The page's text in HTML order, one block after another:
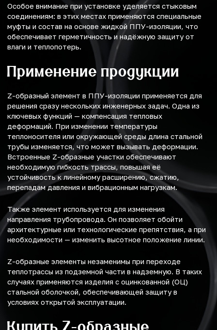
Особое внимание при установке уделяется стыковым
соединениям: в этих местах применяются специальные
муфты и состав на основе жидкой ППУ-изоляции, что
обеспечивает герметичность и надёжную защиту от
влаги и теплопотерь.
Применение продукции
Z-образный элемент в ППУ-изоляции применяется для
решения сразу нескольких инженерных задач. Одна из
ключевых функций — компенсация тепловых
деформаций. При изменении температуры
теплоносителя или окружающей среды длина стальной
трубы изменяется, что может вызывать деформации.
Встроенные Z-образные участки обеспечивают
необходимую гибкость трассы, повышая её
устойчивость к линейному расширению, сжатию,
перепадам давления и вибрационным нагрузкам.
Также элемент используется для изменения
направления трубопровода. Он позволяет обойти
архитектурные или технологические препятствия, а при
необходимости — изменить высотное положение линии.
Z-образные элементы незаменимы при переходе
теплотрассы из подземной части в надземную. В таких
случаях применяются изделия с оцинкованной (ОЦ)
стальной оболочкой, обеспечивающей защиту в
условиях открытой эксплуатации.